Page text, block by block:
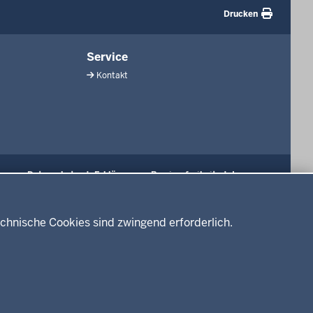
Cookies sind zwingend erforderlich.
Drucken
Service
Kontakt
Datenschutz Erklärung zur Barrierefreiheit Impressum